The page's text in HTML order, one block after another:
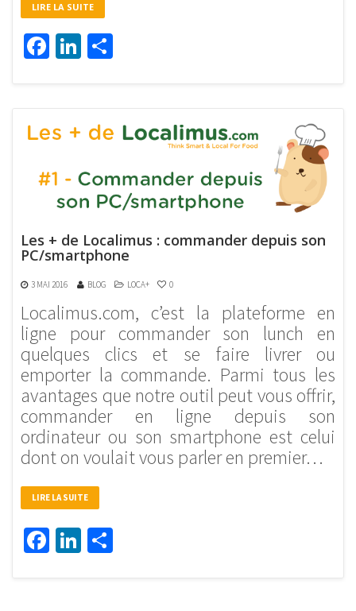
LIRE LA SUITE
Facebook
LinkedIn
Les + de Localimus : commander depuis son
PC/smartphone
3 MAI 2016 BLOG LOCA+ 0
Localimus.com, c’est la plateforme en
ligne pour commander son lunch en
quelques clics et se faire livrer ou
emporter la commande. Parmi tous les
avantages que notre outil peut vous offrir,
commander en ligne depuis son
ordinateur ou son smartphone est celui
dont on voulait vous parler en premier…
LIRE LA SUITE
Facebook
LinkedIn